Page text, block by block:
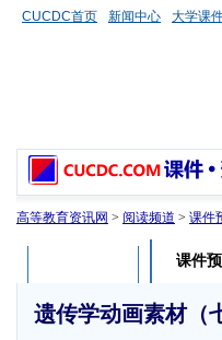
CUCDC首页 新闻中心 大学课
高等教育资讯网 > 阅读频道 > 课件
课件
遗传学动画素材（